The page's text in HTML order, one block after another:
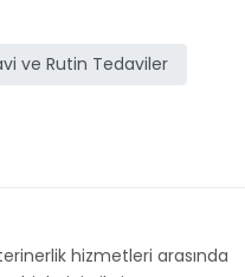
ve Rutin Tedaviler
hizmetleri arasında